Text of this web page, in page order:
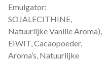
Emulgator:
SOJALECITHINE,
Natuurlijke Vanille Aroma),
EIWIT, Cacaopoeder,
Aroma’s, Natuurlijke